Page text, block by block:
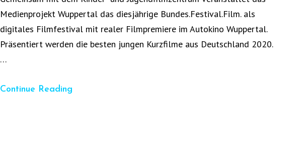
Medienprojekt Wuppertal das diesjährige Bundes.Festival.Film. als
digitales Filmfestival mit realer Filmpremiere im Autokino Wuppertal.
Präsentiert werden die besten jungen Kurzfilme aus Deutschland 2020.
…
Continue Reading